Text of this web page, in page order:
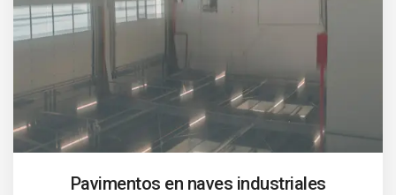
Pavimentos en naves industriales